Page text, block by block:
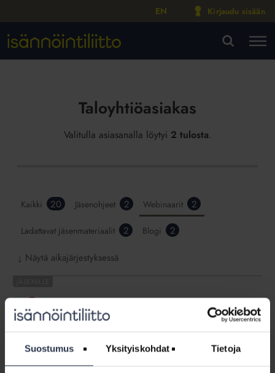
Suostumus Yksityiskohdat Tietoja
EN Kirjaudu sisään
Taloyhtiöasiakas
Valitulla asiasanalla löytyi 2 tulosta.
Kaikki 20 Jäsenohjeet 2 Webinaarit 2
Ladattavat jäsenmateriaalit 2 Blogi 2
↓ Näytä aikajärjestyksessä
Mitä
pitää
muistaa,
isännöintiyritykseen
tulee
Webinaari: Mitä pitää muistaa, kun
isännöintiyritykseen tulee uusi
taloyhtiöasiakas?
Tämä osio on rajattu Isännöintiliiton jäsenyritysten
henkilökunnalle. Kirjaudu sisään